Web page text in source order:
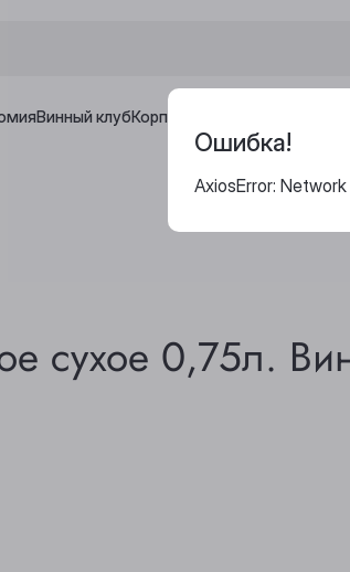
Винный клубКорпоративным клиентам
сухое 0,75л.
Ошибка!
AxiosError: Network